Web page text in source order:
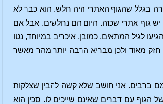
בגלל שהגוף האתרי היה חלש. הוא כבר לא
יש גוף אתרי שכזה. היום הם נחלשים, אבל אם
לגיל המתאים, כמובן, איכרים במיוחד, נטו
חזק מאוד ולכן מבריא הרבה יותר מהר מאשר
ברבים. אני חושב שלא קשה להבין שצלקות
עם דברים שאינם שייכים לו. סכין הוא